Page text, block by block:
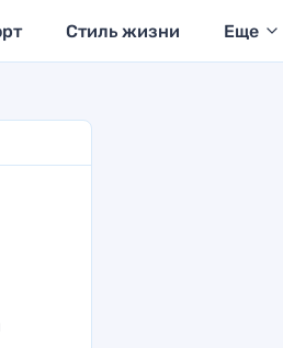
Стиль жизни Еще